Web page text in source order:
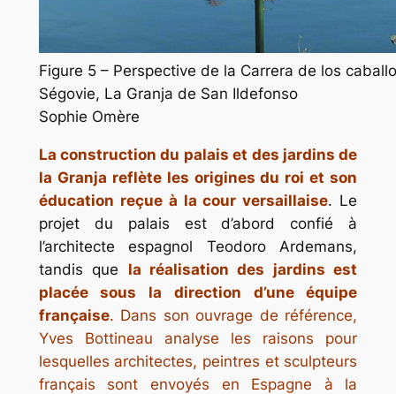
Figure 5 – Perspective de la Carrera de los
Ségovie, La Granja de San Ildefonso
Sophie Omère
La construction du palais et des jardins de
la Granja reflète les origines du roi et son
éducation reçue à la cour versaillaise. Le
projet du palais est d’abord confié à
l’architecte espagnol Teodoro Ardemans,
tandis que la réalisation des jardins est
placée sous la direction d’une équipe
française. Dans son ouvrage de référence,
Yves Bottineau analyse les raisons pour
lesquelles architectes, peintres et sculpteurs
français sont envoyés en Espagne à la